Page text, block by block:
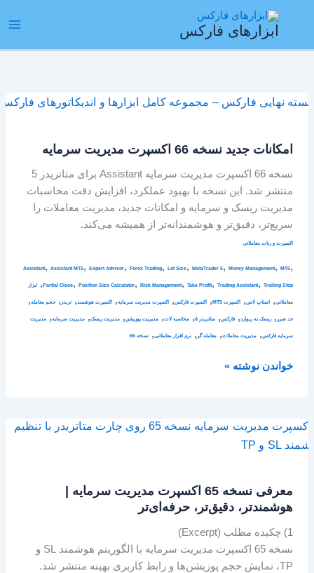
ابزارهای فارکس
امکانات جدید نسخه 66 اکسپرت مدیریت سرمایه
نسخه 66 اکسپرت مدیریت سرمایه Assistant برای متاتریدر 5
منتشر شد. این نسخه با بهبود عملکرد، افزایش دقت محاسبات
مدیریت ریسک و سرمایه و امکانات جدید، مدیریت معاملات را
سریع‌تر، دقیق‌تر و هوشمندانه‌تر از همیشه می‌کند.
اکسپرت و ربات معاملاتی
Assistant,Assistant MT5,Expert Advisor,Forex Trading,Lot Size,MetaTrader 5,Money Management,MT5,
Partial Close,Position Size Calculator,Risk Management,Take Profit,Trading Assistant,Trailing Stop
, ابزار
معاملاتی, استاپ لاس, اکسپرت MT5 , اکسپرت فارکس, اکسپرت مدیریت سرمایه, اکسپرت هوشمند, تریدر , حجم معامله,
حد ضرر ,ریسک به ریوارد, فارکس, متاتریدر ۵ , محاسبه لات, مدیریت پوزیشن, مدیریت ریسک, مدیریت سرمایه, مدیریت
سرمایه فارکس, مدیریت معاملات, معامله گر , نرم افزار معاملاتی, نسخه 66
امکانات
66
اکسپرت
خواندن نوشته »
معرفی نسخه 65 اکسپرت مدیریت سرمایه |
هوشمندتر، دقیق‌تر، حرفه‌ای‌تر
1) چکیده مطلب (Excerpt)
نسخه 65 اکسپرت مدیریت سرمایه با الگوریتم هوشمند SL و
TP، نمایش حجم پوزیشن‌ها و رابط کاربری بهینه منتشر شد.
معرفی
نسخه
مدیریت
سرمایه
هوشمندتر،
دقیق‌تر،